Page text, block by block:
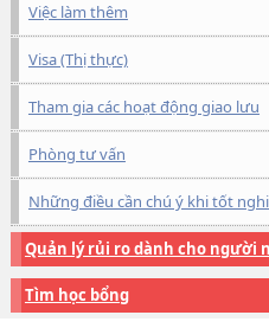
Việc làm thêm
Visa (Thị thực)
Tham gia các hoạt động giao lưu
Phòng tư vấn
Những điều cần chú ý khi tốt
Quản lý rủi ro dành cho người
Tìm học bổng